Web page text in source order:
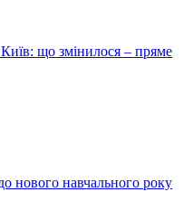
що змінилося – пряме
нового навчального року